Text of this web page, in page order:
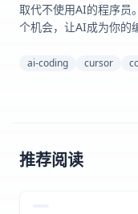
取代不使用AI的程序员
个机会，让AI成为你的
ai-coding cursor
推荐阅读